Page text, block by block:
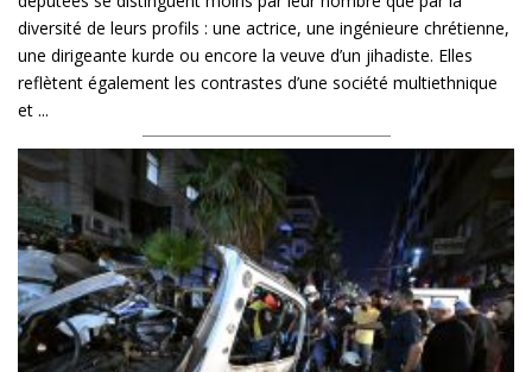
diversité de leurs profils : une actrice, une ingénieure chrétienne,
une dirigeante kurde ou encore la veuve d’un jihadiste. Elles
reflètent également les contrastes d’une société multiethnique
et ...